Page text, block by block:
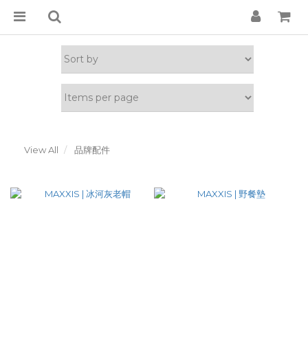
View All 品牌配件